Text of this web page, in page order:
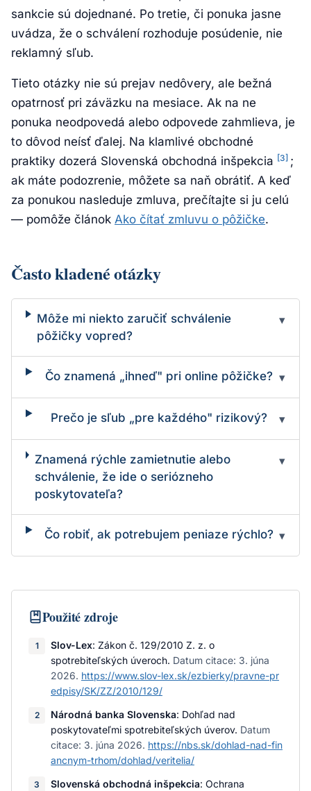
sankcie sú dojednané. Po tretie, či ponuka jasne
uvádza, že o schválení rozhoduje posúdenie, nie
reklamný sľub.
Tieto otázky nie sú prejav nedôvery, ale bežná
opatrnosť pri záväzku na mesiace. Ak na ne
ponuka neodpovedá alebo odpovede zahmlieva, je
to dôvod neísť ďalej. Na klamlivé obchodné
praktiky dozerá Slovenská obchodná inšpekcia [3] ;
ak máte podozrenie, môžete sa naň obrátiť. A keď
za ponukou nasleduje zmluva, prečítajte si ju celú
— pomôže článok Ako čítať zmluvu o pôžičke.
Často kladené otázky
Môže mi niekto zaručiť schválenie
pôžičky vopred?
▾
Čo znamená „ihneď" pri online pôžičke? ▾
Prečo je sľub „pre každého" rizikový? ▾
Znamená rýchle zamietnutie alebo
schválenie, že ide o seriózneho
poskytovateľa?
▾
Čo robiť, ak potrebujem peniaze rýchlo? ▾
Použité zdroje
1 Slov-Lex: Zákon č. 129/2010 Z. z. o
spotrebiteľských úveroch. Datum citace: 3. júna
2026. https://www.slov-lex.sk/ezbierky/pravne-pr
edpisy/SK/ZZ/2010/129/
2 Národná banka Slovenska: Dohľad nad
poskytovateľmi spotrebiteľských úverov. Datum
citace: 3. júna 2026. https://nbs.sk/dohlad-nad-fin
ancnym-trhom/dohlad/veritelia/
3 Slovenská obchodná inšpekcia: Ochrana